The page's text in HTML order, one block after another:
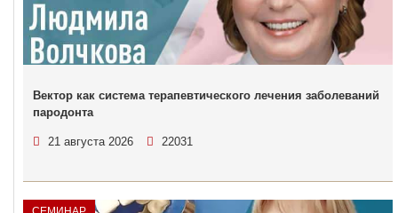
Вектор как система терапевтического лечения заболеваний
пародонта
21 августа 2026 22031